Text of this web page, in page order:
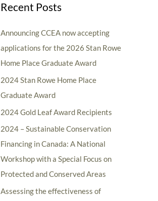
r
c
f
Recent Posts
Announcing CCEA now accepting
applications for the 2026 Stan Rowe
Home Place Graduate Award
2024 Stan Rowe Home Place
Graduate Award
2024 Gold Leaf Award Recipients
2024 – Sustainable Conservation
Financing in Canada: A National
Workshop with a Special Focus on
Protected and Conserved Areas
Assessing the effectiveness of
i
s